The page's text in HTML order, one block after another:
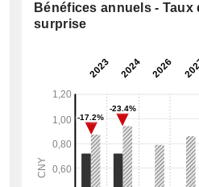
Bénéfices annuels - Taux
surprise